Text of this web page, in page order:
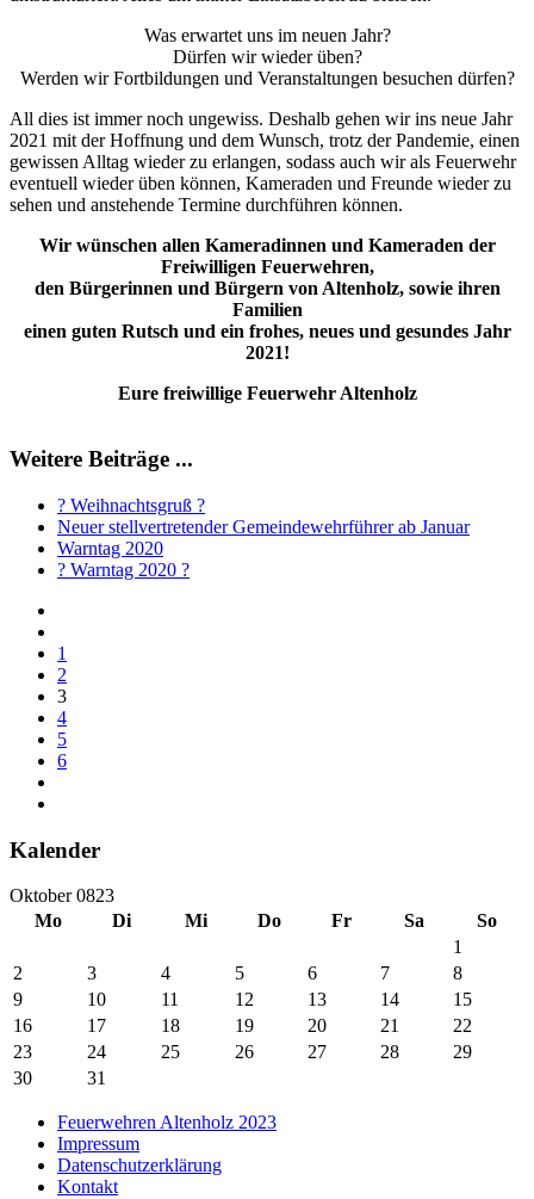
Was erwartet uns im neuen Jahr?
Dürfen wir wieder üben?
Werden wir Fortbildungen und Veranstaltungen besuchen dürfen?
All dies ist immer noch ungewiss. Deshalb gehen wir ins neue Jahr
2021 mit der Hoffnung und dem Wunsch, trotz der Pandemie, einen
gewissen Alltag wieder zu erlangen, sodass auch wir als Feuerwehr
eventuell wieder üben können, Kameraden und Freunde wieder zu
sehen und anstehende Termine durchführen können.
Wir wünschen allen Kameradinnen und Kameraden der
Freiwilligen Feuerwehren,
den Bürgerinnen und Bürgern von Altenholz, sowie ihren
Familien
einen guten Rutsch und ein frohes, neues und gesundes Jahr
2021!
Eure freiwillige Feuerwehr Altenholz
Weitere Beiträge ...
? Weihnachtsgruß ?
Neuer stellvertretender Gemeindewehrführer ab Januar
Warntag 2020
? Warntag 2020 ?
1
2
3
4
5
6
Kalender
Oktober 0823
Mo
Di Mi Do Fr Sa
So
1
2
3 4 5 6 7
8
9
10 11 12 13 14
15
16
17 18 19 20 21
22
23
24 25 26 27 28
29
30
31
Feuerwehren Altenholz 2023
Impressum
Datenschutzerklärung
Kontakt